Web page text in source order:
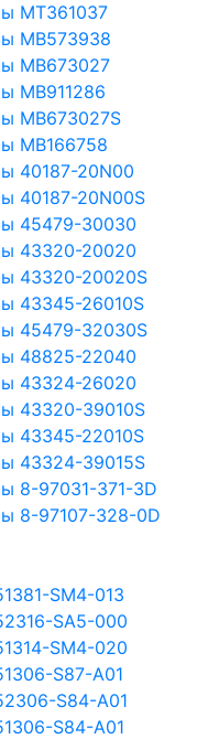
MT361037
MB573938
MB673027
MB911286
MB673027S
MB166758
40187-20N00
40187-20N00S
45479-30030
43320-20020
43320-20020S
43345-26010S
45479-32030S
48825-22040
43324-26020
43320-39010S
43345-22010S
43324-39015S
8-97031-371-3D
8-97107-328-0D
SM4-013
SA5-000
SM4-020
S87-A01
S84-A01
S84-A01